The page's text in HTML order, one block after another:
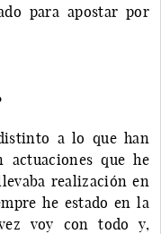
para apostar por
a lo que han
actuaciones que he
realización en
he estado en la
voy con todo y,